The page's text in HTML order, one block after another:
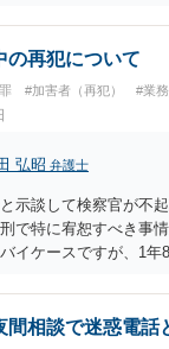
の再犯について
#加害者（再犯） #業
弘昭 弁護士
談して検察官が不
で特に宥恕すべき事
イケースですが、1
。
間相談で迷惑電話